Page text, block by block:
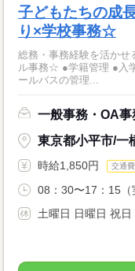
子どもたちの成
り×学校事務☆
総務・事務経験を活かせ
ル事務☆ ●学籍管理 ●入
ールバスの管理...
一般事務・OA事
東京都小平市/一
時給1,850円 交通
08：30〜17：15（
土曜日 日曜日 祝日